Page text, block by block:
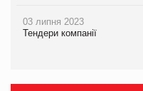
03 липня 2023
Тендери компанії